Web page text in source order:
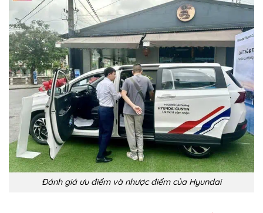
Đánh giá ưu điểm và nhược điểm của Hyundai